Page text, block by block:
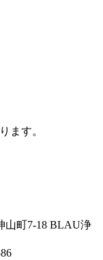
ます。
山町7-18 BLAU浄